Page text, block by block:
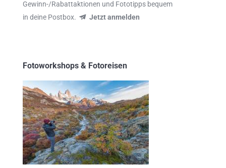
Gewinn-/Rabattaktionen und Fototipps bequem
in deine Postbox.
Jetzt anmelden
Fotoworkshops & Fotoreisen